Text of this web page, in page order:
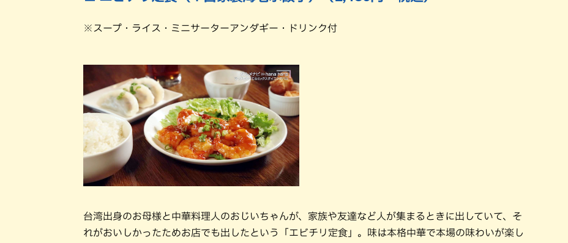
※スープ・ライス・ミニサーターアンダギー・ドリンク付
台湾出身のお母様と中華料理人のおじいちゃんが、家族や友達など人が集まるときに出していて、そ
れがおいしかったためお店でも出したという「エビチリ定食」。味は本格中華で本場の味わいが楽し